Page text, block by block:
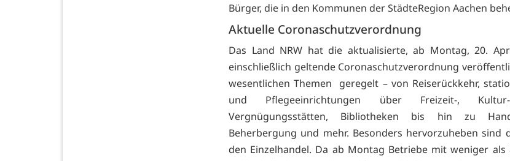
Bürger, die in den Kommunen der StädteRegion Aachen
Aktuelle Coronaschutzverordnung
Das Land NRW hat die aktualisierte, ab Montag, 20.
einschließlich geltende Coronaschutzverordnung
wesentlichen Themen geregelt – von Reiserückkehr,
und Pflegeeinrichtungen über Freizeit-,
Vergnügungsstätten, Bibliotheken bis hin zu
Beherbergung und mehr. Besonders hervorzuheben sind
den Einzelhandel. Da ab Montag Betriebe mit weniger